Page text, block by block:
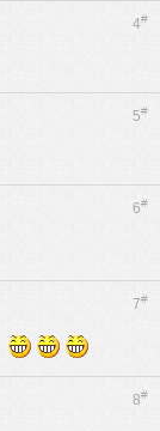
4#
5#
6#
7#
8#